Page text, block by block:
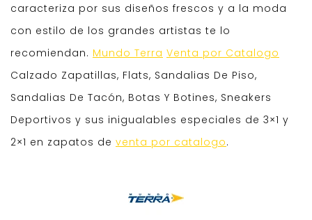
caracteriza por sus diseños frescos y a la moda
con estilo de los grandes artistas te lo
recomiendan. Mundo Terra Venta por Catalogo
Calzado Zapatillas, Flats, Sandalias De Piso,
Sandalias De Tacón, Botas Y Botines, Sneakers
Deportivos y sus inigualables especiales de 3×1 y
2×1 en zapatos de venta por catalogo.